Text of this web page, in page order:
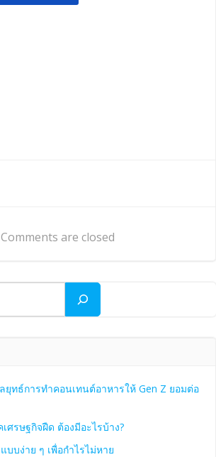
Comments are closed
ยุทธ์การทำคอนเทนต์อาหารให้ Gen Z ยอมต่อ
ศรษฐกิจฝืด ต้องมีอะไรบ้าง?
บง่าย ๆ เพื่อกำไรไม่หาย